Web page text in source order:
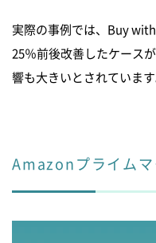
実際の事例では、Buy
25％前後改善したケース
響も大きいとされています
Amazonプライムマ